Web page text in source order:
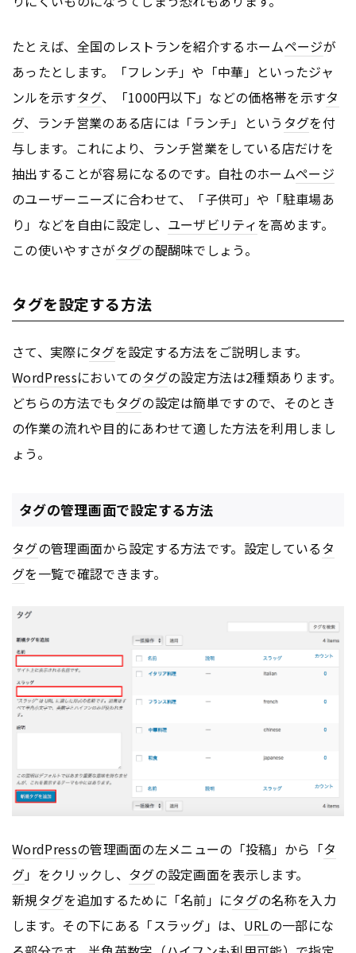
たとえば、全国のレストランを紹介するホームページが
あったとします。「フレンチ」や「中華」といったジャ
ンルを示すタグ、「1000円以下」などの価格帯を示すタ
グ、ランチ営業のある店には「ランチ」という タグを付
与します。これにより、ランチ営業をしている店だけを
抽出することが容易になるのです。自社のホームページ
のユーザーニーズに合わせて、「子供可」や「駐車場あ
り」などを自由に設定し、 ユーザビリティを高めます。
この使いやすさがタグの醍醐味でしょう。
タグを設定する方法
さて、実際にタグを設定する方法をご説明します。
WordPressにおいてのタグの設定方法は2種類あります。
どちらの方法でもタグの設定は簡単ですので、そのとき
の作業の流れや目的にあわせて適した方法を利用しまし
ょう。
タグの管理画面で設定する方法
タグの管理画面から設定する方法です。設定しているタ
グを一覧で確認できます。
WordPressの管理画面の左メニューの「投稿」から「タ
グ」をクリックし、 タグの設定画面を表示します。
新規タグを追加するために「名前」にタグの名称を入力
します。その下にある「スラッグ」は、 URLの一部にな